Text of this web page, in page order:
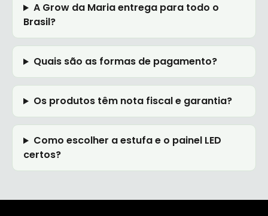
A Grow da Maria entrega para todo o
Brasil?
Quais são as formas de pagamento?
Os produtos têm nota fiscal e garantia?
Como escolher a estufa e o painel LED
certos?